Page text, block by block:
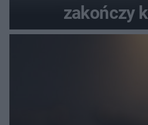
zakończy